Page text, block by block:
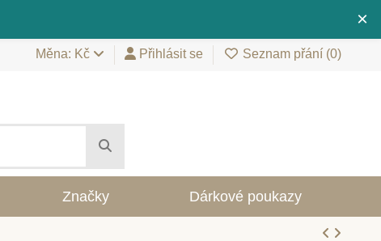
×
Měna: Kč Přihlásit se Seznam přání (0)
Značky Dárkové poukazy